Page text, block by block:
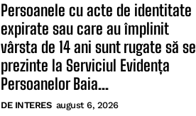
Persoanele cu acte de identitate
expirate sau care au împlinit
vârsta de 14 ani sunt rugate să se
prezinte la Serviciul Evidența
Persoanelor Baia...
DE INTERES august 6, 2026